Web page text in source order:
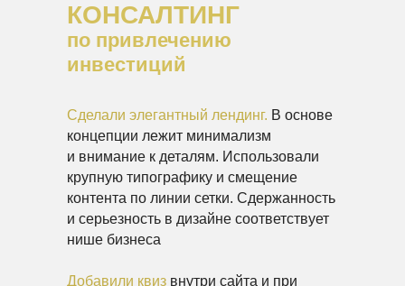
КОНСАЛТИНГ
Сделали элегантный лендинг. В основе
концепции лежит минимализм
и внимание к деталям. Использовали
крупную типографику и смещение
контента по линии сетки. Сдержанность
и серьезность в дизайне соответствует
нише бизнеса
Добавили квиз внутри сайта и при
по привлечению
инвестиций